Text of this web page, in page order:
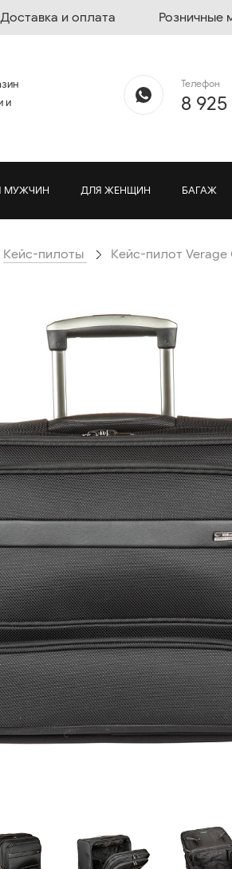
Доставка и оплата Розничные
и
Телефон
8
МУЖЧИН ДЛЯ ЖЕНЩИН БАГАЖ
Кейс-пилоты Кейс-пилот Verage